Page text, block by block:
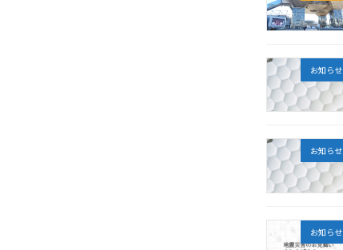
お知らせ
お知らせ
お知らせ